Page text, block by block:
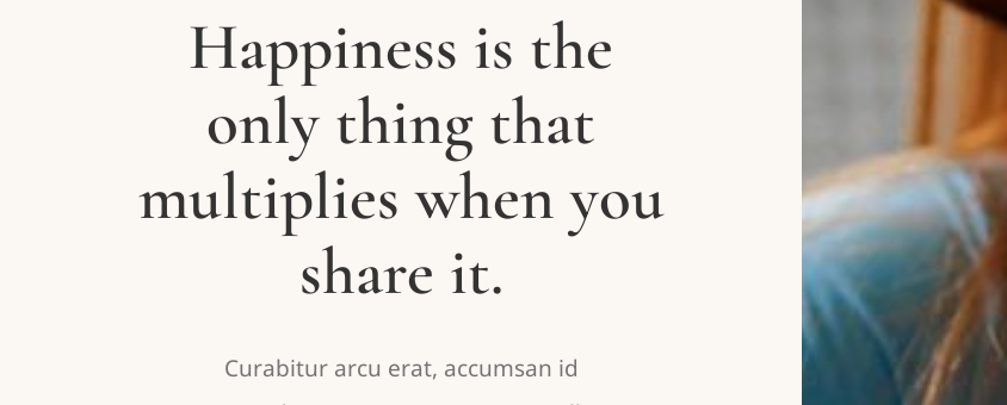
Happiness is the
only thing that
multiplies when you
share it.
Curabitur arcu erat, accumsan id